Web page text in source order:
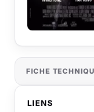
FICHE
LIENS